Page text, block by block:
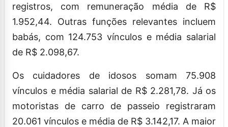
registros, com remuneração média de R$
1.952,44. Outras funções relevantes incluem
babás, com 124.753 vínculos e média salarial
de R$ 2.098,67.
Os cuidadores de idosos somam 75.908
vínculos e média salarial de R$ 2.281,78. Já os
motoristas de carro de passeio registraram
20.061 vínculos e média de R$ 3.142,17. A maior